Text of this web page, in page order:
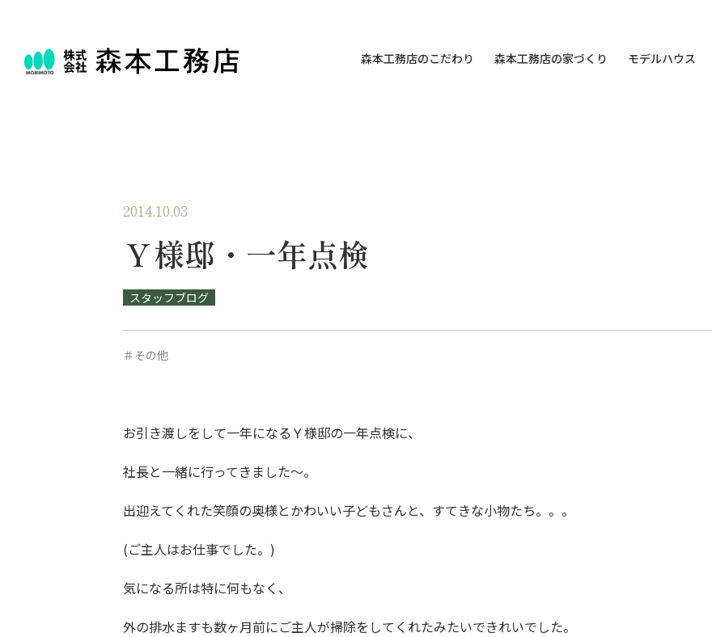
森本工務店のこだわり 森本工務店の家づくり モデルハウス
2014.10.03
Ｙ様邸・一年点検
スタッフブログ
＃その他
お引き渡しをして一年になるＹ様邸の一年点検に、
社長と一緒に行ってきました～。
出迎えてくれた笑顔の奥様とかわいい子どもさんと、すてきな小物たち。。。
(ご主人はお仕事でした。)
気になる所は特に何もなく、
外の排水ますも数ヶ月前にご主人が掃除をしてくれたみたいできれいでした。